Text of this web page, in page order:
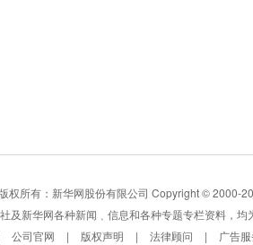
权所有：新华网股份有限公司 Copyright © 2000-
及新华网各种新闻﹑信息和各种专题专栏资料，均
公司官网 | 版权声明 | 法律顾问 | 广告